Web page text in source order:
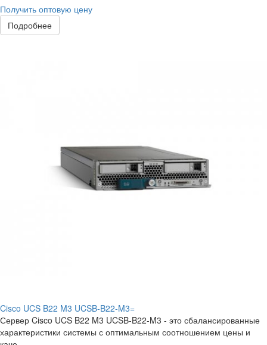
Получить оптовую цену
Подробнее
Cisco UCS B22 M3 UCSB-B22-M3=
Сервер Cisco UCS B22 M3 UCSB-B22-M3 - это сбалансированные
характеристики системы с оптимальным соотношением цены и